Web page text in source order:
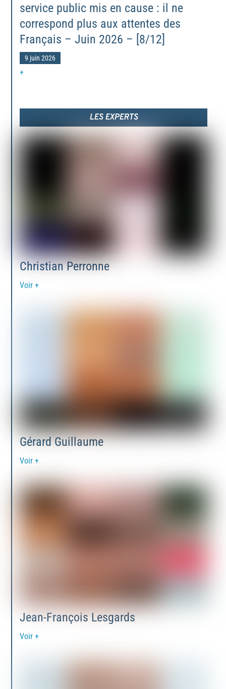
service public mis en cause : il ne
correspond plus aux attentes des
Français – Juin 2026 – [8/12]
9 juin 2026
+
LES EXPERTS
Christian Perronne
Voir +
Gérard Guillaume
Voir +
Jean-François Lesgards
Voir +